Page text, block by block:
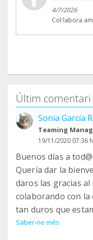
4/7/2026
Col·labora
Últim comentari
Sonia García
Teaming
19/11/2020 07:36 h
Buenos días a
Quería dar la
daros las gracias
colaborando con la
tan duros que
esteis bien y
Saber-ne més